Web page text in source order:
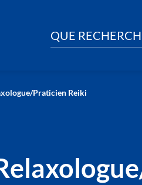
QUE
Praticien Reiki